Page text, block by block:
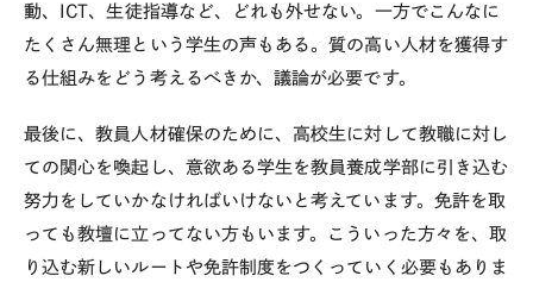
動、ICT、生徒指導など、どれも外せない。一方でこんなに
たくさん無理という学生の声もある。質の高い人材を獲得す
る仕組みをどう考えるべきか、議論が必要です。
最後に、教員人材確保のために、高校生に対して教職に対し
ての関心を喚起し、意欲ある学生を教員養成学部に引き込む
努力をしていかなければいけないと考えています。免許を取
っても教壇に立ってない方もいます。こういった方々を、取
り込む新しいルートや免許制度をつくっていく必要もありま